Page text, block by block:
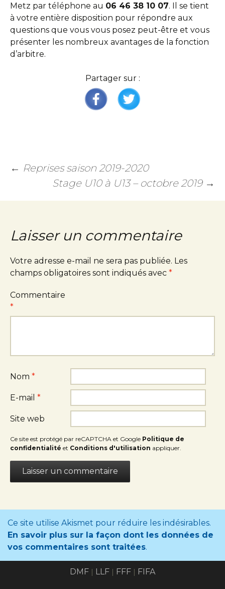
Metz par téléphone au 06 46 38 10 07. Il se tient
à votre entière disposition pour répondre aux
questions que vous vous posez peut-être et vous
présenter les nombreux avantages de la fonction
d’arbitre.
Partager sur :
← Reprises saison 2019-2020
Stage U10 à U13 – octobre 2019 →
Laisser un commentaire
Votre adresse e-mail ne sera pas publiée. Les
champs obligatoires sont indiqués avec *
Commentaire
*
Nom *
E-mail *
Site web
Ce site est protégé par reCAPTCHA et Google Politique de
confidentialité et Conditions d'utilisation appliquer.
Ce site utilise Akismet pour réduire les indésirables.
En savoir plus sur la façon dont les données de
vos commentaires sont traitées.
DMF | LLF | FFF | FIFA